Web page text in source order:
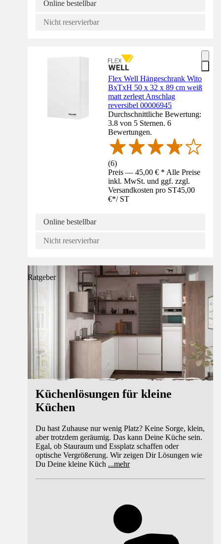
Online bestellbar
Nicht reservierbar
Flex Well Hängeschrank Wito
BxTxH 50 x 32 x 89 cm weiß
matt zerlegt Anschlag
reversibel 00006945
Durchschnittliche Bewertung:
3.8 von 5 Sternen. 6
Bewertungen.
(6)
Preis — 45,00 € * Alle Preise
inkl. MwSt. und ggf. zzgl.
Versandkosten pro ST45,00
€*/ ST
Online bestellbar
Nicht reservierbar
Ratgeber
Küchenlösungen für kleine
Küchen
Du hast Zuhause nur wenig Platz? Keine Sorge, klein,
aber trotzdem geräumig. Das kann Deine Küche sein.
Egal, ob Stauraum und Essplatz schaffen oder
optische Vergrößerung. Wir zeigen Dir Lösungen wie
Du Deine kleine Küch ...mehr